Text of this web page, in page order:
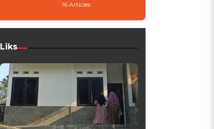
16 Articles
Liks